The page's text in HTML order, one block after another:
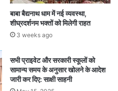
बाबा बैद्यनाथ धाम में नई व्यवस्था,
शीघ्रदर्शनम भक्तों को मिलेगी राहत
3 weeks ago
सभी प्राइवेट और सरकारी स्कूलों को
सामान्य समय के अनुसार खोलने के आदेश
जारी कर दिए: साक्षी साहनी